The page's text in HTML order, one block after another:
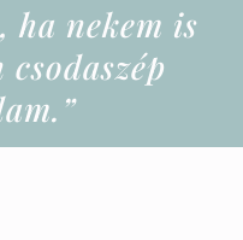
ha nekem is